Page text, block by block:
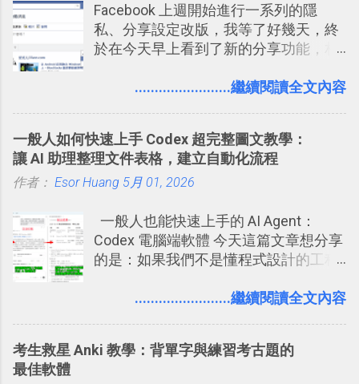
著 Trello ，卻還沒有在電腦玩物上寫過
一篇完整的介紹！雖然錯過了幾年前第
一時間推薦 Trello 的時機，但在這段時
澱自己的使用方法，歸納出「 為什麼值
學。 2015/6/13 新增： 免費專案管理軟
體推薦！困難計畫簡單管理 13 種工具
2016 年新增 ： 如何將 Trello 切換到繁
2016/7/7 新增 ： 如何活用 Trello 記
帳？我的理財計畫心得與看板範本
2016/7/13 新增： 如何將網頁資料快速
2016/8 新增： Trello 開放「強化功能」
技！最想要的強大 Trello 客製化範例教
Facebook 上週開始進行一系列的隱
私、分享設定改版，我等了好幾天，終
於在今天早上看到了新的分享功能，相
用新版的分享功能與隱私設定。 嚴格來
置。不過有一項很實用的設定是新增
的， 那就是可以 事先審查 朋友「標籤
你」的內容，決定要不要讓其他朋友看
標籤在他的訊息中，或是想把你標籤在
相片圖片裡，現在你都多了一個「事先
審查」的機制，可以決定這些你被標籤
鴉牆上，從而禁止可能的祕密被你其他
........................繼續閱讀全文內容
一般人如何快速上手 Codex 超完整圖文教學：
讓 AI 助理整理文件表格，建立自動化流程
作者： Esor Huang 5月 01, 2026
一般人也能快速上手的 AI Agent：
Codex 電腦端軟體 今天這篇文章想分享
的是：如果我們不是懂程式設計的工程
（ChatGPT） 的 Codex 工具？ 如何用
打造一個更自動化的電腦工作流程。
........................繼續閱讀全文內容
考生救星 Anki 教學：背單字與練習考古題的
最佳軟體